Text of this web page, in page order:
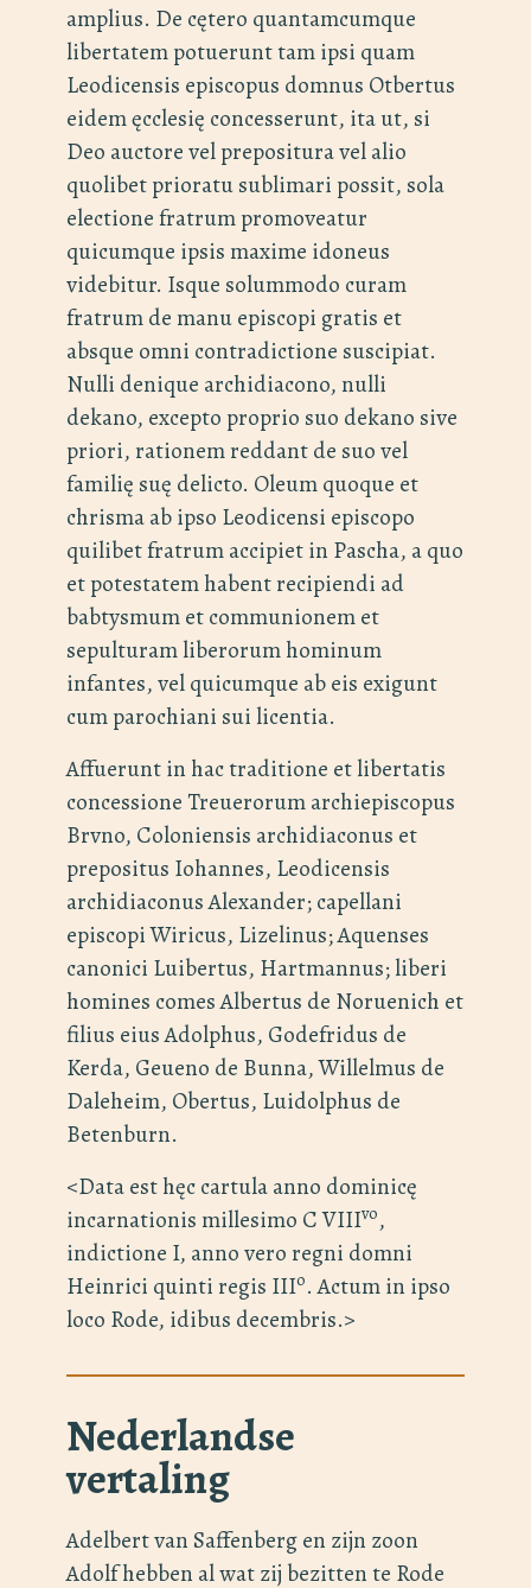
amplius. De cętero quantamcumque
libertatem potuerunt tam ipsi quam
Leodicensis episcopus domnus Otbertus
eidem ęcclesię concesserunt, ita ut, si
Deo auctore vel prepositura vel alio
quolibet prioratu sublimari possit, sola
electione fratrum promoveatur
quicumque ipsis maxime idoneus
videbitur. Isque solummodo curam
fratrum de manu episcopi gratis et
absque omni contradictione suscipiat.
Nulli denique archidiacono, nulli
dekano, excepto proprio suo dekano sive
priori, rationem reddant de suo vel
familię suę delicto. Oleum quoque et
chrisma ab ipso Leodicensi episcopo
quilibet fratrum accipiet in Pascha, a quo
et potestatem habent recipiendi ad
babtysmum et communionem et
sepulturam liberorum hominum
infantes, vel quicumque ab eis exigunt
cum parochiani sui licentia.
Affuerunt in hac traditione et libertatis
concessione Treuerorum archiepiscopus
Brvno, Coloniensis archidiaconus et
prepositus Iohannes, Leodicensis
archidiaconus Alexander; capellani
episcopi Wiricus, Lizelinus; Aquenses
canonici Luibertus, Hartmannus; liberi
homines comes Albertus de Noruenich et
filius eius Adolphus, Godefridus de
Kerda, Geueno de Bunna, Willelmus de
Daleheim, Obertus, Luidolphus de
Betenburn.
<Data est hęc cartula anno dominicę
incarnationis millesimo C VIIIvo,
indictione I, anno vero regni domni
Heinrici quinti regis IIIo. Actum in ipso
loco Rode, idibus decembris.>
Nederlandse
vertaling
Adelbert van Saffenberg en zijn zoon
Adolf hebben al wat zij bezitten te Rode